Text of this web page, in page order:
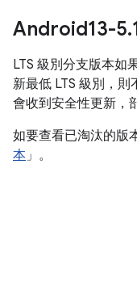
Android13-5.
LTS 級別分支版本如
新最低 LTS 級別，
會收到安全性更新，
如要查看已淘汰的版
本」。